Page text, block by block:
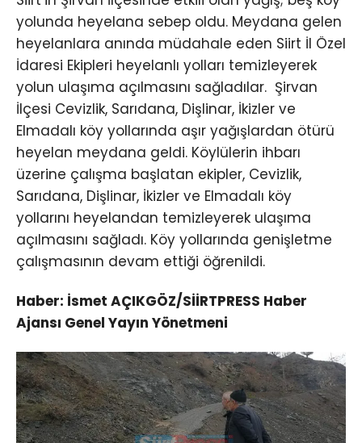
yolunda heyelana sebep oldu. Meydana gelen
heyelanlara anında müdahale eden Siirt İl Özel
İdaresi Ekipleri heyelanlı yolları temizleyerek
yolun ulaşıma açılmasını sağladılar. Şirvan
İlçesi Cevizlik, Sarıdana, Dişlinar, İkizler ve
Elmadalı köy yollarında aşır yağışlardan ötürü
heyelan meydana geldi. Köylülerin ihbarı
üzerine çalışma başlatan ekipler, Cevizlik,
Sarıdana, Dişlinar, İkizler ve Elmadalı köy
yollarını heyelandan temizleyerek ulaşıma
açılmasını sağladı. Köy yollarında genişletme
çalışmasının devam ettiği öğrenildi.
Haber: İsmet AÇIKGÖZ/SİİRTPRESS Haber
Ajansı Genel Yayın Yönetmeni